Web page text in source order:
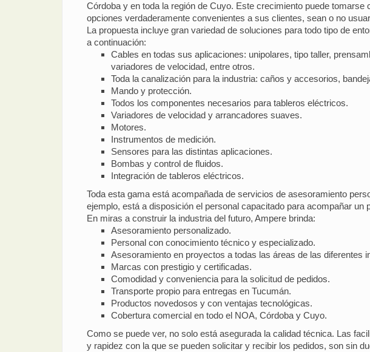
Córdoba y en toda la región de Cuyo. Este crecimiento puede
opciones verdaderamente convenientes a sus clientes, sean o no
La propuesta incluye gran variedad de soluciones para todo tipo de
a continuación:
Cables en todas sus aplicaciones: unipolares, tipo taller,
variadores de velocidad, entre otros.
Toda la canalización para la industria: caños y accesorios,
Mando y protección.
Todos los componentes necesarios para tableros eléctricos.
Variadores de velocidad y arrancadores suaves.
Motores.
Instrumentos de medición.
Sensores para las distintas aplicaciones.
Bombas y control de fluidos.
Integración de tableros eléctricos.
Toda esta gama está acompañada de servicios de asesoramiento
ejemplo, está a disposición el personal capacitado para acompañar
En miras a construir la industria del futuro, Ampere brinda:
Asesoramiento personalizado.
Personal con conocimiento técnico y especializado.
Asesoramiento en proyectos a todas las áreas de las diferentes
Marcas con prestigio y certificadas.
Comodidad y conveniencia para la solicitud de pedidos.
Transporte propio para entregas en Tucumán.
Productos novedosos y con ventajas tecnológicas.
Cobertura comercial en todo el NOA, Córdoba y Cuyo.
Como se puede ver, no solo está asegurada la calidad técnica. Las
y rapidez con la que se pueden solicitar y recibir los pedidos, son sin